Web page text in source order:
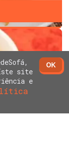
CREME DE
site
e
OK